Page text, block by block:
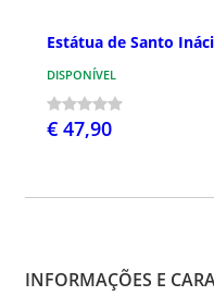
Estátua de Santo
DISPONÍVEL
€ 47,90
INFORMAÇÕES E